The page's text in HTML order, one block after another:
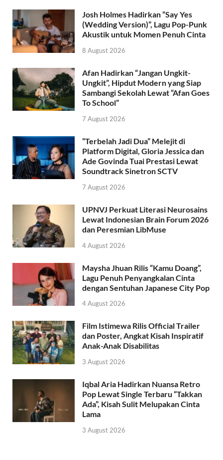
Josh Holmes Hadirkan “Say Yes
(Wedding Version)”, Lagu Pop-Punk
Akustik untuk Momen Penuh Cinta
8 August 2026
Afan Hadirkan “Jangan Ungkit-
Ungkit”, Hipdut Modern yang Siap
Sambangi Sekolah Lewat “Afan Goes
To School”
7 August 2026
“Terbelah Jadi Dua” Melejit di
Platform Digital, Gloria Jessica dan
Ade Govinda Tuai Prestasi Lewat
Soundtrack Sinetron SCTV
7 August 2026
UPNVJ Perkuat Literasi Neurosains
Lewat Indonesian Brain Forum 2026
dan Peresmian LibMuse
4 August 2026
Maysha Jhuan Rilis “Kamu Doang”,
Lagu Penuh Penyangkalan Cinta
dengan Sentuhan Japanese City Pop
4 August 2026
Film Istimewa Rilis Official Trailer
dan Poster, Angkat Kisah Inspiratif
Anak-Anak Disabilitas
3 August 2026
Iqbal Aria Hadirkan Nuansa Retro
Pop Lewat Single Terbaru “Takkan
Ada”, Kisah Sulit Melupakan Cinta
Lama
3 August 2026